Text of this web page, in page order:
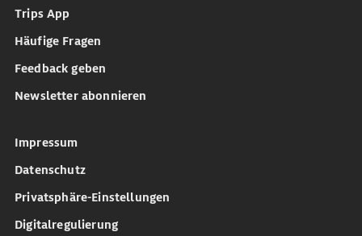
Trips App
Häufige Fragen
Feedback geben
Newsletter abonnieren
Impressum
Datenschutz
Privatsphäre-Einstellungen
Digitalregulierung